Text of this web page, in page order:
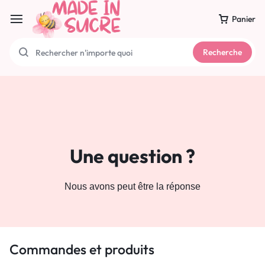
Panier
Recherche
Une question ?
Nous avons peut être la réponse
Commandes et produits